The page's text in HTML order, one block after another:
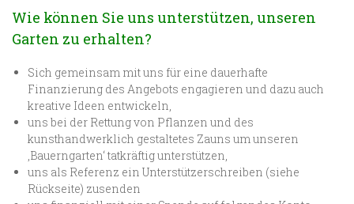
Wie können Sie uns unterstützen, unseren
Garten zu erhalten?
Sich gemeinsam mit uns für eine dauerhafte
Finanzierung des Angebots engagieren und dazu auch
kreative Ideen entwickeln,
uns bei der Rettung von Pflanzen und des
kunsthandwerklich gestaltetes Zauns um unseren
‚Bauerngarten‘ tatkräftig unterstützen,
uns als Referenz ein Unterstützerschreiben (siehe
Rückseite) zusenden